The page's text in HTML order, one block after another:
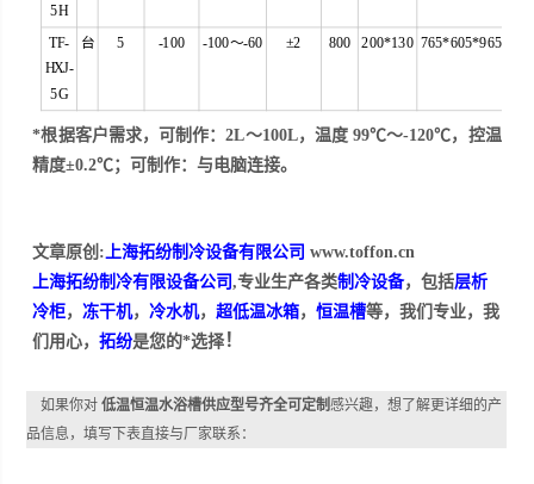
5H
TF-
HXJ-
5G
台 5 -100 -100～-60 ±2 800 200*130 765*605*965
*根据客户需求，可制作：2L～100L，温度 99℃～-120℃，控温
精度±0.2℃；可制作：与电脑连接。
文章原创:上海拓纷制冷设备有限公司 www.toffon.cn
上海拓纷制冷有限设备公司,专业生产各类制冷设备，包括层析
冷柜， 冻干机，冷水机，超低温冰箱，恒温槽等，我们专业，我
们用心，拓纷是您的*选择！
如果你对低温恒温水浴槽供应型号齐全可定制感兴趣，想了解更详细的产
品信息，填写下表直接与厂家联系：